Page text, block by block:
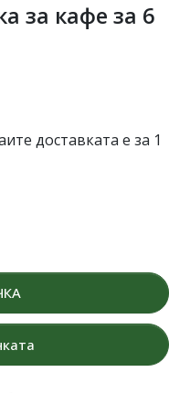
за кафе за 6
доставката е за 1